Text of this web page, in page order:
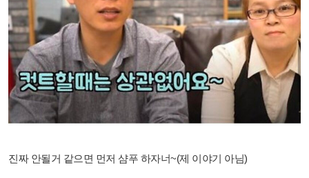
진짜 안될거 같으면 먼저 샴푸 하자너~(제 이야기 아님)